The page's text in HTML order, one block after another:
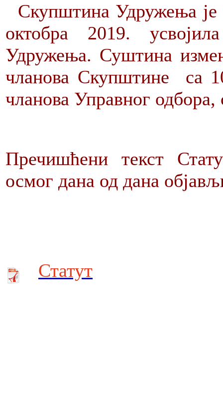
Скупштина Удружења је
октобра 2019.
Удружења. Суштина
чланова Скупштине са
чланова Управног одбора,
Пречишћени текст
осмог дана од дана
Статут